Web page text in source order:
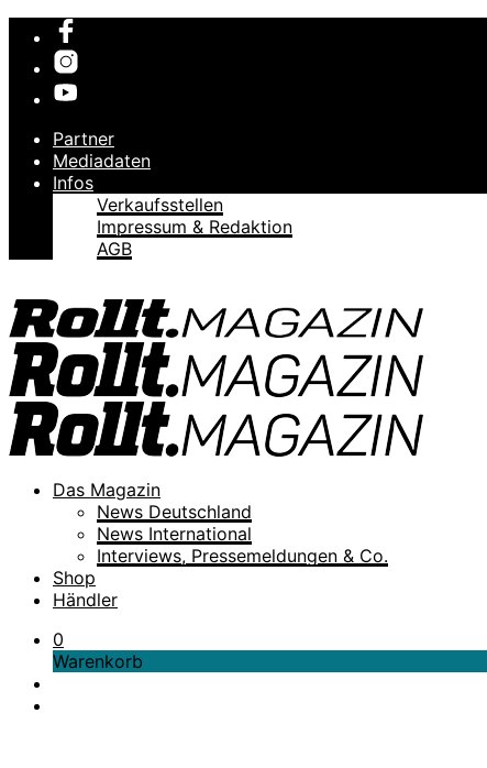
Partner
Mediadaten
Infos
Verkaufsstellen
Impressum & Redaktion
AGB
Das Magazin
News Deutschland
News International
Interviews, Pressemeldungen & Co.
Shop
Händler
0
Warenkorb